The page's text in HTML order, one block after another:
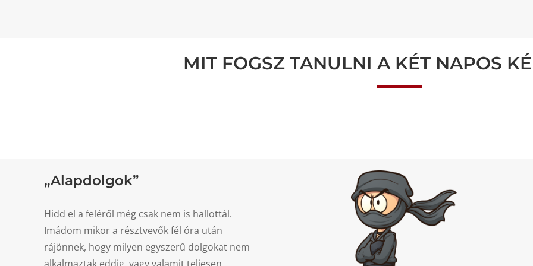
MIT FOGSZ TANULNI A KÉT NAPOS
„Alapdolgok”
Hidd el a feléről még csak nem is hallottál.
Imádom mikor a résztvevők fél óra után
rájönnek, hogy milyen egyszerű dolgokat nem